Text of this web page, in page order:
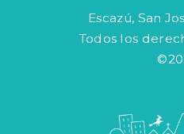
Escazú, San
Todos los